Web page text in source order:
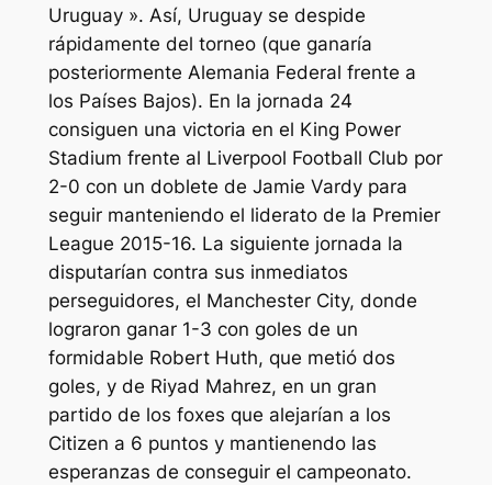
Uruguay ». Así, Uruguay se despide
rápidamente del torneo (que ganaría
posteriormente Alemania Federal frente a
los Países Bajos). En la jornada 24
consiguen una victoria en el King Power
Stadium frente al Liverpool Football Club por
2-0 con un doblete de Jamie Vardy para
seguir manteniendo el liderato de la Premier
League 2015-16. La siguiente jornada la
disputarían contra sus inmediatos
perseguidores, el Manchester City, donde
lograron ganar 1-3 con goles de un
formidable Robert Huth, que metió dos
goles, y de Riyad Mahrez, en un gran
partido de los foxes que alejarían a los
Citizen a 6 puntos y mantienendo las
esperanzas de conseguir el campeonato.